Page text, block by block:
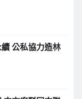
公私協力造林